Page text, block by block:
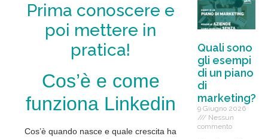
Prima conoscere e
poi mettere in
pratica!
Cos’è e come
funziona Linkedin
Cos’è quando nasce e quale crescita ha
Quali sono
gli esempi
di un piano
di
marketing?
9 Giugno 2026
Nessun
commento